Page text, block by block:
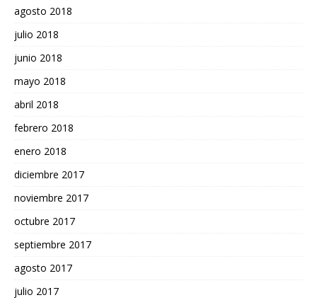
agosto 2018
julio 2018
junio 2018
mayo 2018
abril 2018
febrero 2018
enero 2018
diciembre 2017
noviembre 2017
octubre 2017
septiembre 2017
agosto 2017
julio 2017